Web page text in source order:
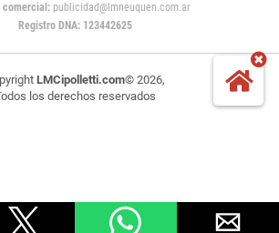
comercial: publicidad@lmneuquen.com.ar
Registro DNA: 123442625
LMCipolletti.com© 2026,
los derechos reservados